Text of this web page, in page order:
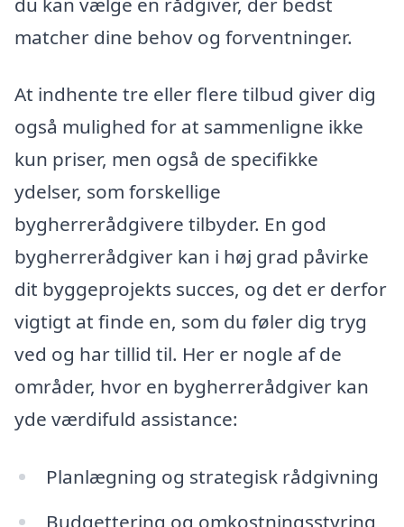
matcher dine behov og forventninger.
At indhente tre eller flere tilbud giver dig
også mulighed for at sammenligne ikke
kun priser, men også de specifikke
ydelser, som forskellige
bygherrerådgivere tilbyder. En god
bygherrerådgiver kan i høj grad påvirke
dit byggeprojekts succes, og det er derfor
vigtigt at finde en, som du føler dig tryg
ved og har tillid til. Her er nogle af de
områder, hvor en bygherrerådgiver kan
yde værdifuld assistance:
Planlægning og strategisk rådgivning
Budgettering og omkostningsstyring